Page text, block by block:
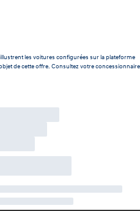
les voitures configurées sur la plateforme
de cette offre. Consultez votre concessionnaire